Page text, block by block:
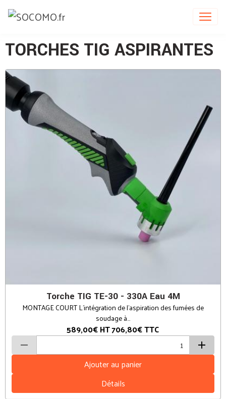
TORCHES TIG ASPIRANTES
Torche TIG TE-30 - 330A Eau 4M
MONTAGE COURT L’intégration de l’aspiration des fumées de
soudage à...
589,00€HT706,80€TTC
Ajouter au panier
Détails